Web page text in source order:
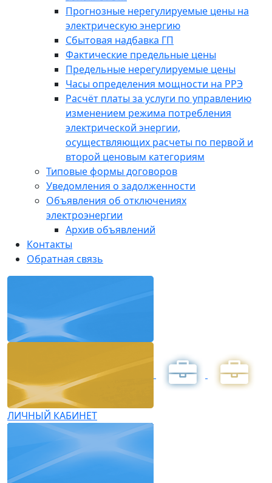
Прогнозные нерегулируемые цены на
электрическую энергию
Сбытовая надбавка ГП
Фактические предельные цены
Предельные нерегулируемые цены
Часы определения мощности на РРЭ
Расчёт платы за услуги по управлению
изменением режима потребления
электрической энергии,
осуществляющих расчеты по первой и
второй ценовым категориям
Типовые формы договоров
Уведомления о задолженности
Объявления об отключениях
электроэнергии
Архив объявлений
Контакты
Обратная связь
ЛИЧНЫЙ КАБИНЕТ